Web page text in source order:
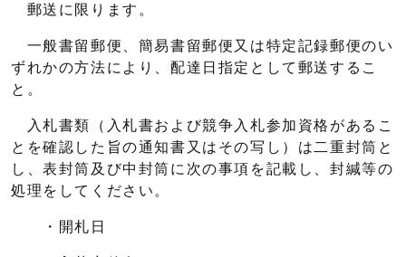
郵送に限ります。
一般書留郵便、簡易書留郵便又は特定記録郵便のい
ずれかの方法により、配達日指定として郵送するこ
と。
入札書類（入札書および競争入札参加資格があるこ
とを確認した旨の通知書又はその写し）は二重封筒と
し、表封筒及び中封筒に次の事項を記載し、封緘等の
処理をしてください。
・開札日